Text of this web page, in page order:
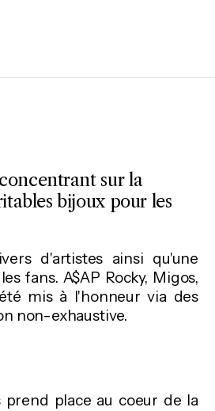
sur la
bijoux pour les
d'artistes ainsi qu'une
fans. A$AP Rocky, Migos,
mis à l'honneur via des
non-exhaustive.
prend place au coeur de la